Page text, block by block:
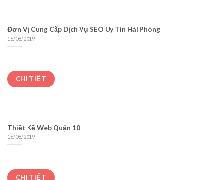
Đơn Vị Cung Cấp Dịch Vụ SEO Uy Tín Hải Phòng
16/08/2019
CHI TIẾT
Thiết Kế Web Quận 10
16/08/2019
CHI TIẾT